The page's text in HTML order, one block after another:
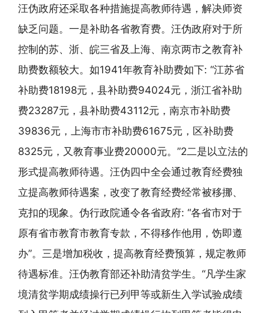
汪伪政府还采取各种措施提高教师待遇，解决师资
缺乏问题。一是补助各省教育费。汪伪政府对于所
控制的苏、浙、皖三省及上海、南京两市之教育补
助费数额较大。如1941年教育补助费如下: “江苏省
补助费18198元，县补助费94024元，浙江省补助
费23287元，县补助费43112元，南京市补助费
39836元，上海市市补助费61675元，区补助费
8325元，又教育事业费20000元。”2二是以立法的
形式提高教师待遇。汪伪四中全会通过教育经费独
立提高教师待遇案，改变了教育经费经常被移挪、
克扣的现象。伪行政院通令各省政府: “各省市对于
原有省市教育市教育专款，不得移作他用，饬即遵
办”。三是增加税收，提高教育经费预算，规定教师
待遇标准。汪伪教育部还补助清贫学生。“凡学生家
境清贫学期成绩操行已列甲等或新生入学试验成绩